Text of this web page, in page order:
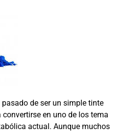
de ser un simple tinte
en uno de los tema
actual. Aunque muchos